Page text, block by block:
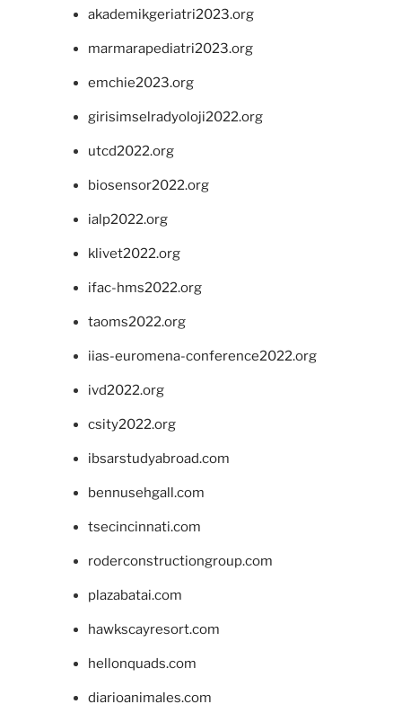
akademikgeriatri2023.org
marmarapediatri2023.org
emchie2023.org
girisimselradyoloji2022.org
utcd2022.org
biosensor2022.org
ialp2022.org
klivet2022.org
ifac-hms2022.org
taoms2022.org
iias-euromena-conference2022.org
ivd2022.org
csity2022.org
ibsarstudyabroad.com
bennusehgall.com
tsecincinnati.com
roderconstructiongroup.com
plazabatai.com
hawkscayresort.com
hellonquads.com
diarioanimales.com